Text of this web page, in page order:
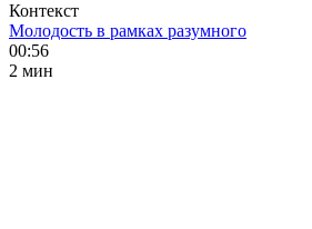
Контекст
Молодость в рамках разумного
00:56
2 мин